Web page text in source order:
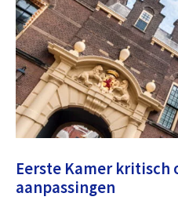
Eerste Kamer kritisch
aanpassingen